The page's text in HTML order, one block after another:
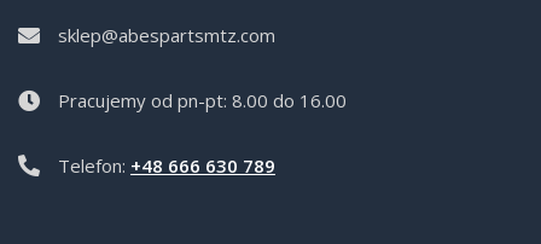
sklep@abespartsmtz.com
Pracujemy od pn-pt: 8.00 do 16.00
Telefon: +48 666 630 789